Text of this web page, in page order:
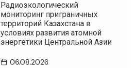
Радиоэкологический
мониторинг приграничных
территорий Казахстана в
условиях развития атомной
энергетики Центральной Азии
06.08.2026